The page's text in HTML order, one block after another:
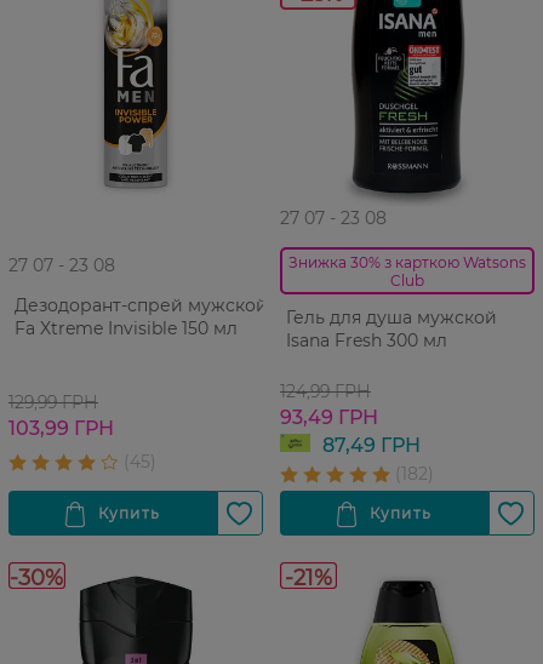
27 07 - 23 08
Дезодорант-спрей мужской
Fa Xtreme Invisible 150 мл
129,99 ГРН
103,99 ГРН
27 07 - 23 08
Знижка 30% з карткою Watsons
Club
Гель для душа мужской
Isana Fresh 300 мл
124,99 ГРН
93,49 ГРН
87,49 ГРН
-30% -21%